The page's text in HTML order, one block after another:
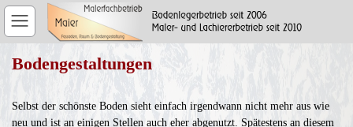
Bodengestaltungen
Selbst der schönste Boden sieht einfach irgendwann nicht mehr aus wie
neu und ist an einigen Stellen auch eher abgenutzt. Spätestens an diesem